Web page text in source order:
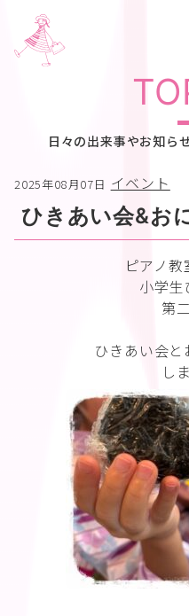
日々の出来事やお知ら
2025年08月07日 イベント
ひきあい会&お
ピアノ
小学生
第
ひきあい会
し